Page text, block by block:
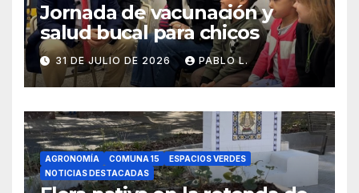
Jornada de vacunación y
salud bucal para chicos
31 DE JULIO DE 2026 PABLO L.
AGRONOMÍA COMUNA 15
ESPACIOS VERDES
NOTICIAS DESTACADAS